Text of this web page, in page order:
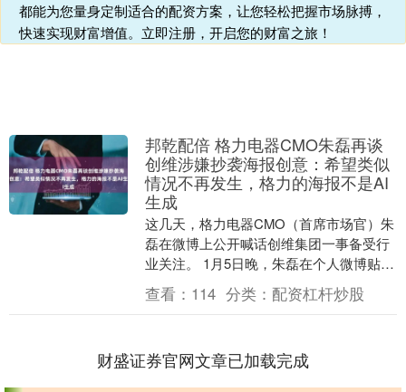
都能为您量身定制适合的配资方案，让您轻松把握市场脉搏，
快速实现财富增值。立即注册，开启您的财富之旅！
邦乾配倍 格力电器CMO朱磊再谈
创维涉嫌抄袭海报创意：希望类似
情况不再发生，格力的海报不是AI
生成
这几天，格力电器CMO（首席市场官）朱
磊在微博上公开喊话创维集团一事备受行
业关注。 1月5日晚，朱磊在个人微博贴出
两张相似度极高的图片，并配文称：“抄得
挺像的，....
查看： 114 分类： 配资杠杆炒股
财盛证券官网文章已加载完成